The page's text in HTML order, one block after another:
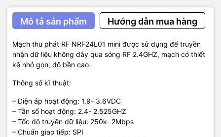
Mô tả sản phẩm Hướng dẫn mua hàng
Mạch thu phát RF NRF24L01 mini được sử dụng để truyền
nhận dữ liệu không dây qua sóng RF 2.4GHZ, mạch có thiết
kế nhỏ gọn, độ bền cao.
Thông số kĩ thuật:
– Điện áp hoạt động: 1.9- 3.6VDC
– Tần số hoạt động: 2.4- 2.525GHZ
– Tốc độ truyền dữ liệu: 250k- 2Mbps
– Chuẩn giao tiếp: SPI